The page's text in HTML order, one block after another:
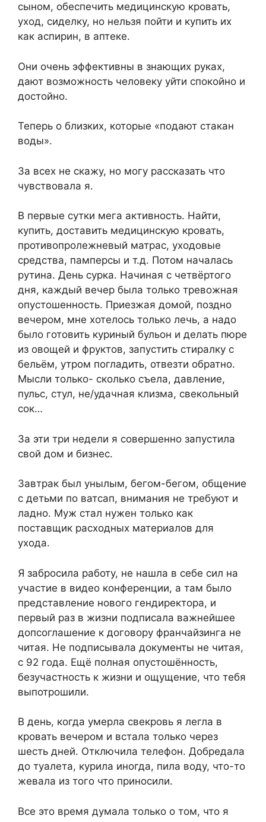
сыном, обеспечить медицинскую кровать,
уход, сиделку, но нельзя пойти и кyпить их
как аспирин, в аптеке.
Они очень эффективны в знающих руках,
дают возможность человеку уйти спокойно и
достойно.
Теперь о близких, которые «подают стакан
воды».
За всех не скажу, но могу рассказать что
чувствовала я.
В первые сутки мега активность. Найти,
кyпить, доставить медицинскую кровать,
противопролежневый матрас, уходовые
средства, памперсы и т.д. Потом началась
рутина. День сурка. Начиная с четвёртого
дня, каждый вечер была только тревожная
опустошенность. Приезжая домой, поздно
вечером, мне хотелось только лечь, а надо
было готовить куриный бульон и делать пюре
из овощей и фруктов, запустить стиралку с
бельём, утром погладить, отвезти обратно.
Мысли только- сколько съела, давление,
пульс, стул, не/удачная клизма, свекольный
сок…
За эти три недели я совершенно запустила
свой дом и бизнес.
Завтрак был унылым, бегом-бегом, общение
с детьми по ватсап, внимания не требуют и
ладно. Муж стал нужен только как
поставщик расходных материалов для
ухода.
Я забросила работу, не нашла в себе сил на
участие в видео конференции, а там было
представление нового гендиректора, и
первый раз в жизни подписала важнейшее
допсоглашение к договору франчайзинга не
читая. Не подписывала документы не читая,
с 92 года. Ещё полная опустошённость,
безучастность к жизни и ощущение, что тебя
выпотрошили.
В день, когда умерла свекровь я легла в
кровать вечером и встала только через
шесть дней. Отключила телефон. Добредала
до туалета, курила иногда, пила воду, что-то
жевала из того что приносили.
Все это время думала только о том, что я